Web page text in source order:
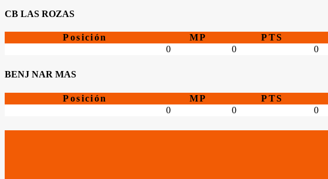
CB LAS ROZAS
Posición MP PTS
0
0 0
BENJ NAR MAS
Posición MP PTS
0
0 0